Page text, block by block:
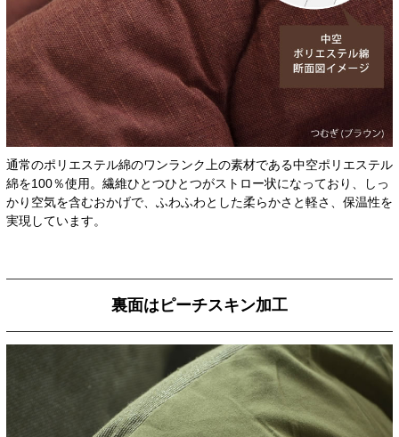
通常のポリエステル綿のワンランク上の素材である中空ポリエステル
綿を100％使用。繊維ひとつひとつがストロー状になっており、しっ
かり空気を含むおかげで、ふわふわとした柔らかさと軽さ、保温性を
実現しています。
裏面はピーチスキン加工